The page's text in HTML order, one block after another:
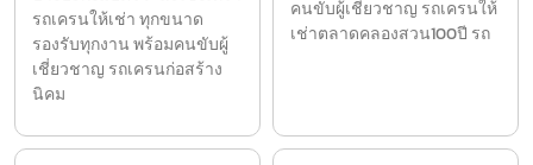
รถเครนให้เช่า ทุกขนาด
รองรับทุกงาน พร้อมคนขับผู้
เชี่ยวชาญ รถเครนก่อสร้าง
นิคม
คนขับผู้เชี่ยวชาญ รถเครนให้
เช่าตลาดคลองสวน100ปี รถ